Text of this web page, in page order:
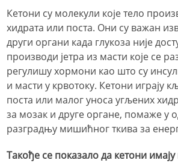
Кетони су молекули које тело
хидрата или поста. Они су важан
други органи када глукоза није
производи јетра из масти које се
регулишу хормони као што су
и масти у крвотоку. Кетони играју
поста или малог уноса угљених
за мозак и друге органе, помаже у
разградњу мишићног ткива за
Такође се показало да кетони